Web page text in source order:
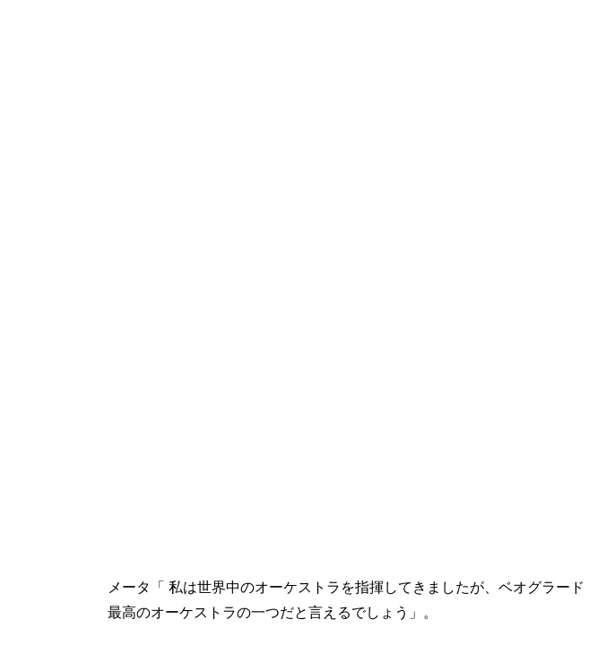
メータ「 私は世界中のオーケストラを指揮してきましたが、ベオグラー
最高のオーケストラの一つだと言えるでしょう」。